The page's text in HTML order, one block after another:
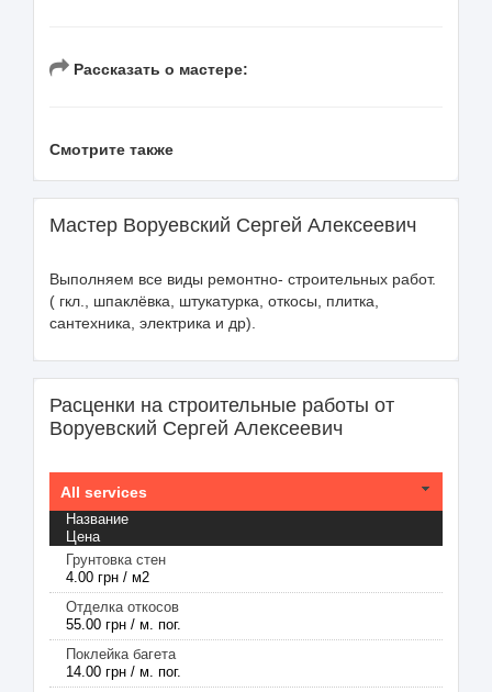
Рассказать о мастере:
Смотрите также
Мастер Воруевский Сергей Алексеевич
Выполняем все виды ремонтно- строительных работ.
( гкл., шпаклёвка, штукатурка, откосы, плитка,
сантехника, электрика и др).
Расценки на строительные работы от
Воруевский Сергей Алексеевич
All services
Название
Цена
Грунтовка стен
4.00 грн / м2
Отделка откосов
55.00 грн / м. пог.
Поклейка багета
14.00 грн / м. пог.